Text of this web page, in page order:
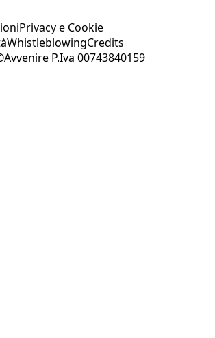
Privacy e Cookie
WhistleblowingCredits
P.Iva 00743840159